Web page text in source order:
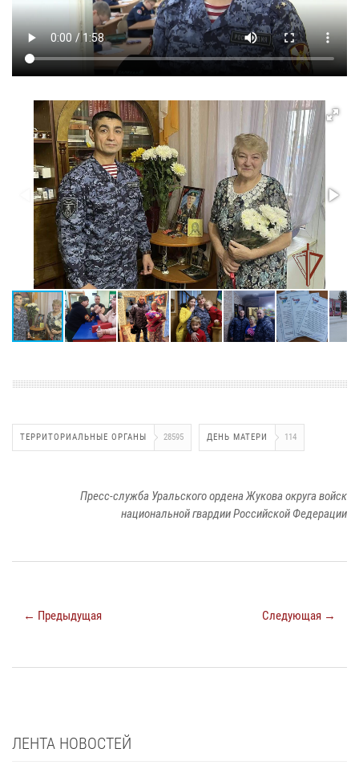
ТЕРРИТОРИАЛЬНЫЕ ОРГАНЫ 28595 ДЕНЬ МАТЕРИ 114
Пресс-служба Уральского ордена Жукова округа войск
национальной гвардии Российской Федерации
← Предыдущая Следующая →
ЛЕНТА НОВОСТЕЙ